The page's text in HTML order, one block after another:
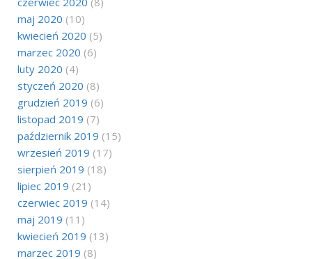
maj 2020 (10)
kwiecień 2020 (5)
marzec 2020 (6)
luty 2020 (4)
styczeń 2020 (8)
grudzień 2019 (6)
listopad 2019 (7)
październik 2019 (15)
wrzesień 2019 (17)
sierpień 2019 (18)
lipiec 2019 (21)
czerwiec 2019 (14)
maj 2019 (11)
kwiecień 2019 (13)
marzec 2019 (8)